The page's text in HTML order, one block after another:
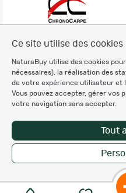
Ce site utilise des cookies
NaturaBuy utilise des cookies
nécessaires), la réalisation des
de votre expérience utilisateur et
Vous pouvez accepter, gérer vos
votre navigation sans accepter.
Tout
Charte éthique
Mentions légales
Règlement & Conditions
Politique de protection
des données personnelles
Personnalisation des cookies
Copyright © 2007-2026 NaturaBuy.
Les marques commerciales